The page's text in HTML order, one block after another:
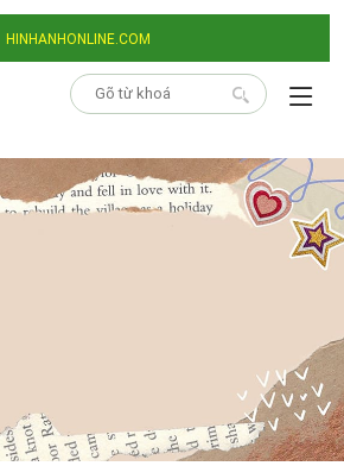
HINHANHONLINE.COM